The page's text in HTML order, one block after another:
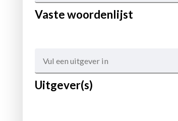
Vaste woordenlijst
Uitgever(s)